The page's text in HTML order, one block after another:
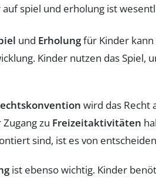
und Erholungfür Kinder kann
Kinder nutzen das
wird das Recht
zu Freizeitaktivitäten
sind, ist es von
ist ebenso wichtig. Kinder